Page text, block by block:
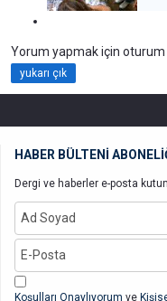
Yorum yapmak için oturum
yukarı çık
HABER BÜLTENİ
Dergi ve haberler e-posta
Koşulları Onaylıyorum ve